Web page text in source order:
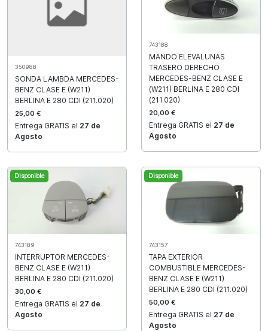
350988
SONDA LAMBDA MERCEDES-
BENZ CLASE E (W211)
BERLINA E 280 CDI (211.020)
25,00 €
Entrega GRATIS el 27 de
Agosto
743188
MANDO ELEVALUNAS
TRASERO DERECHO
MERCEDES-BENZ CLASE E
(W211) BERLINA E 280 CDI
(211.020)
20,00 €
Entrega GRATIS el 27 de
Agosto
Disponible
743189
INTERRUPTOR MERCEDES-
BENZ CLASE E (W211)
BERLINA E 280 CDI (211.020)
30,00 €
Entrega GRATIS el 27 de
Agosto
Disponible
743157
TAPA EXTERIOR
COMBUSTIBLE MERCEDES-
BENZ CLASE E (W211)
BERLINA E 280 CDI (211.020)
50,00 €
Entrega GRATIS el 27 de
Agosto